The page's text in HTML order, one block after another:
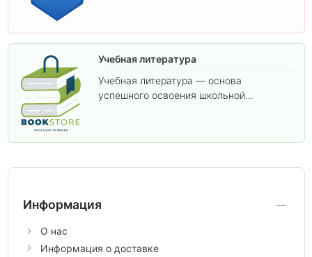
Учебная литература
Учебная литература — основа
успешного освоения школьной
аттестации, а также расширить кругозор
Информация
О нас
Информация о доставке